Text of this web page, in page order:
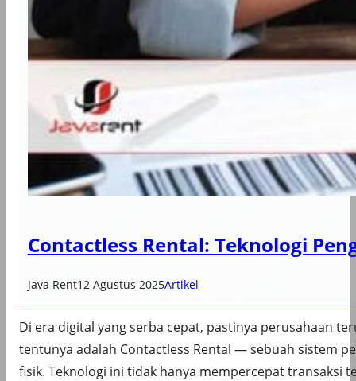
Contactless Rental: Teknologi
Java Rent12 Agustus 2025Artikel
Di era digital yang serba cepat, pastinya perusahaan
tentunya adalah Contactless Rental — sebuah sistem
fisik. Teknologi ini tidak hanya mempercepat transaksi